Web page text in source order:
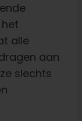
alle
aan
slechts